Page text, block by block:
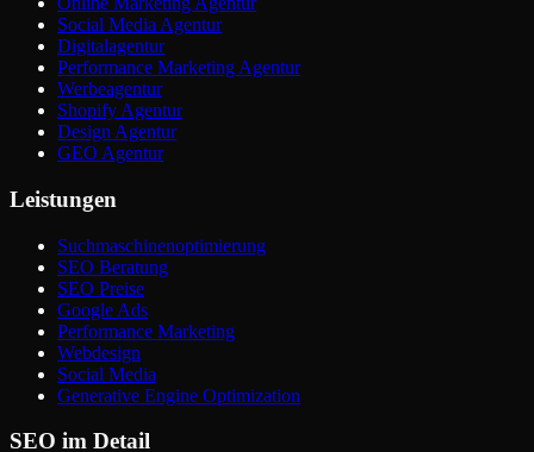
Social Media Agentur
Digitalagentur
Performance Marketing Agentur
Werbeagentur
Shopify Agentur
Design Agentur
GEO Agentur
Leistungen
Suchmaschinenoptimierung
SEO Beratung
SEO Preise
Google Ads
Performance Marketing
Webdesign
Social Media
Generative Engine Optimization
SEO im Detail